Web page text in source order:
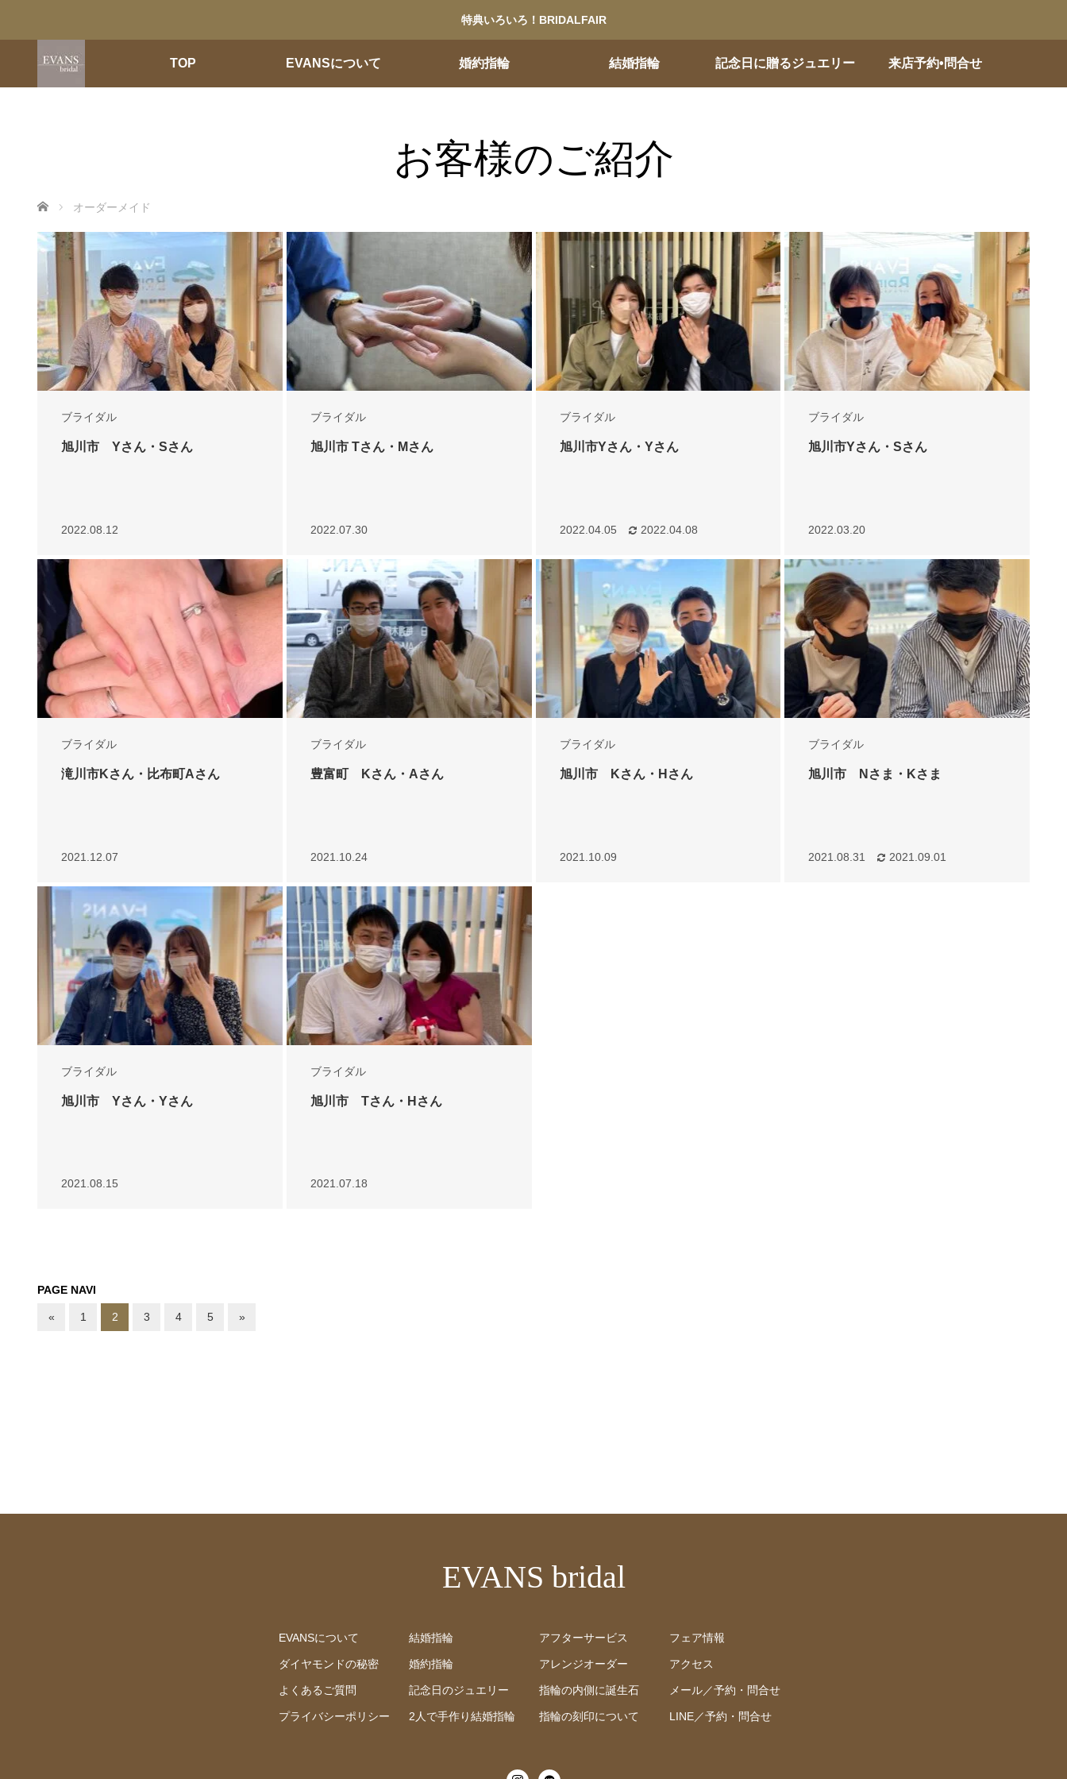
特典いろいろ！BRIDALFAIR
TOP EVANSについて 婚約指輪 結婚指輪 記念日に贈るジュエリー 来店予約•問合せ
お客様のご紹介
ホーム オーダーメイド
ブライダル
旭川市 Yさん・Sさん
2022.08.12
ブライダル
旭川市 Tさん・Mさん
2022.07.30
ブライダル
旭川市Yさん・Yさん
2022.04.05 2022.04.08
ブライダル
旭川市Yさん・Sさん
2022.03.20
ブライダル
滝川市Kさん・比布町Aさん
2021.12.07
ブライダル
豊富町 Kさん・Aさん
2021.10.24
ブライダル
旭川市 Kさん・Hさん
2021.10.09
ブライダル
旭川市 Nさま・Kさま
2021.08.31 2021.09.01
ブライダル
旭川市 Yさん・Yさん
2021.08.15
ブライダル
旭川市 Tさん・Hさん
2021.07.18
PAGE NAVI
« 1 2 3 4 5 »
EVANS bridal
EVANSについて
ダイヤモンドの秘密
よくあるご質問
プライバシーポリシー
結婚指輪
婚約指輪
記念日のジュエリー
2人で手作り結婚指輪
アフターサービス
アレンジオーダー
指輪の内側に誕生石
指輪の刻印について
フェア情報
アクセス
メール／予約・問合せ
LINE／予約・問合せ